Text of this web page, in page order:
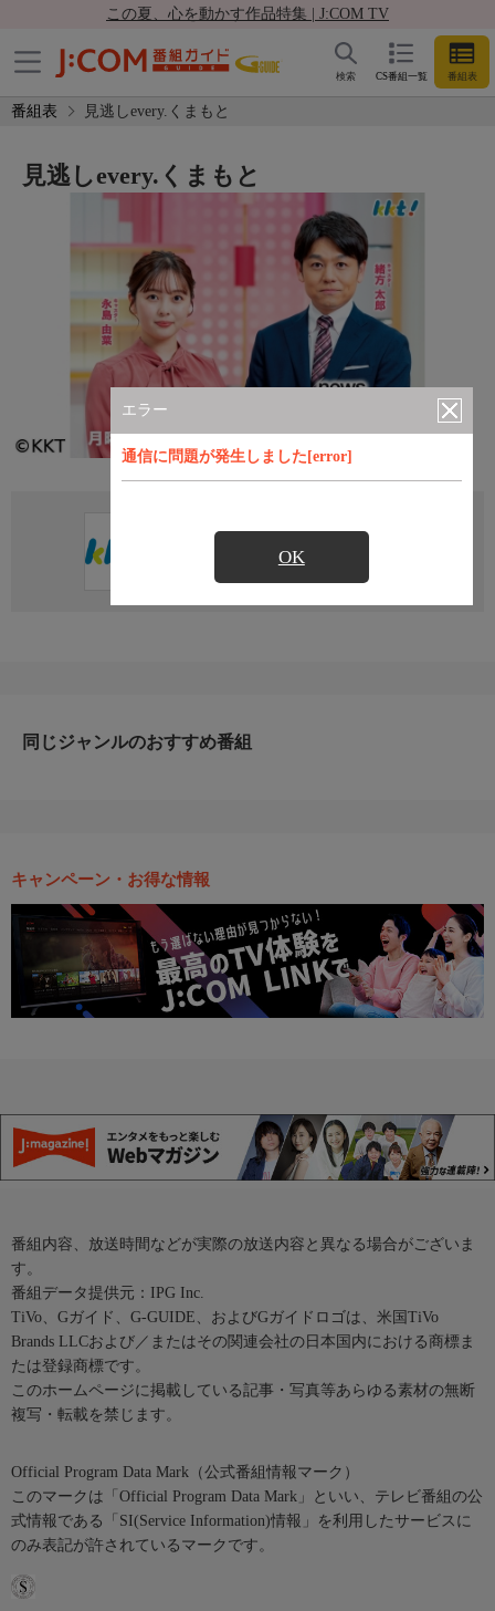
この夏、心を動かす作品特集 | J:COM TV
CS番組一覧 番組表
検索
番組表 見逃しevery.くまもと
エラー
通信に問題が発生しました[error]
OK
見逃しevery.くまもと
直近の放送予定はありません
同じジャンルのおすすめ番組
キャンペーン・お得な情報
番組内容、放送時間などが実際の放送内容と異なる場合がございま
す。
番組データ提供元：IPG Inc.
TiVo、Gガイド、G-GUIDE、およびGガイドロゴは、米国TiVo
Brands LLCおよび／またはその関連会社の日本国内における商標ま
たは登録商標です。
このホームページに掲載している記事・写真等あらゆる素材の無断
複写・転載を禁じます。
Official Program Data Mark（公式番組情報マーク）
このマークは「Official Program Data Mark」といい、テレビ番組の公
式情報である「SI(Service Information)情報」を利用したサービスに
のみ表記が許されているマークです。